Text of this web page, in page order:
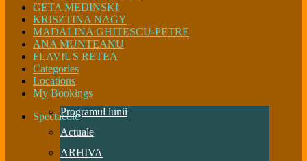
GETA MEDINSKI
KRISZTINA NAGY
MADALINA GHITESCU-PETRE
ANA MUNTEANU
FLAVIUS RETEA
Categories
Locations
My Bookings
SpectacoleProgramul lunii
Actuale
ARHIVA